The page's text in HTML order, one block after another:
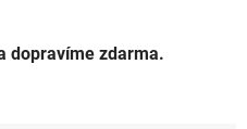
dopravíme zdarma.